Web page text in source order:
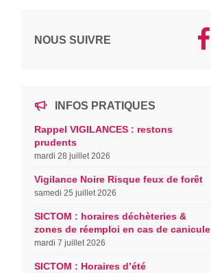
NOUS SUIVRE
INFOS PRATIQUES
Rappel VIGILANCES : restons
prudents
mardi 28 juillet 2026
Vigilance Noire Risque feux de forêt
samedi 25 juillet 2026
SICTOM : horaires déchèteries &
zones de réemploi en cas de canicule
mardi 7 juillet 2026
SICTOM : Horaires d’été